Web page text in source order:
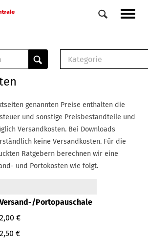
Veranstaltungen
0
Kategorie
E-Broschüre
Checklisten (PDF)
Broschüre
Buch
genannten Preise enthalten die
und sonstige Preisbestandteile und
Versandkosten. Bei Downloads
keine Versandkosten. Für die
Ratgebern berechnen wir eine
und Portokosten wie folgt.
Versand-/Portopauschale
2,00 €
2,50 €